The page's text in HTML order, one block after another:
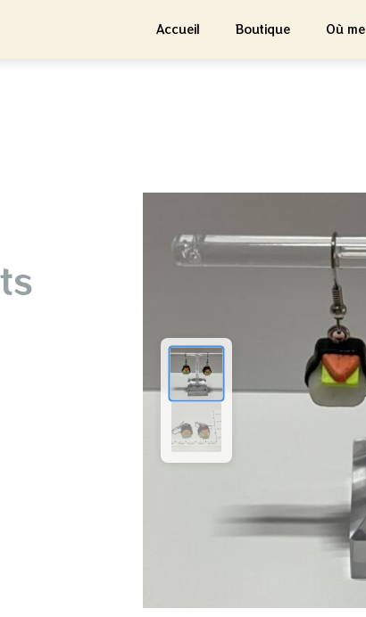
Accueil Boutique Où